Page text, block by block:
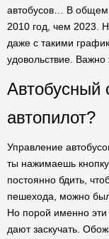
автобусов… В общем,
2010 год, чем 2023.
даже с такими
удовольствие.
Автобусный
автопилот?
Управление
ты нажимаешь
постоянно бдить,
пешехода, можно
Но порой именно
дают заскучать.